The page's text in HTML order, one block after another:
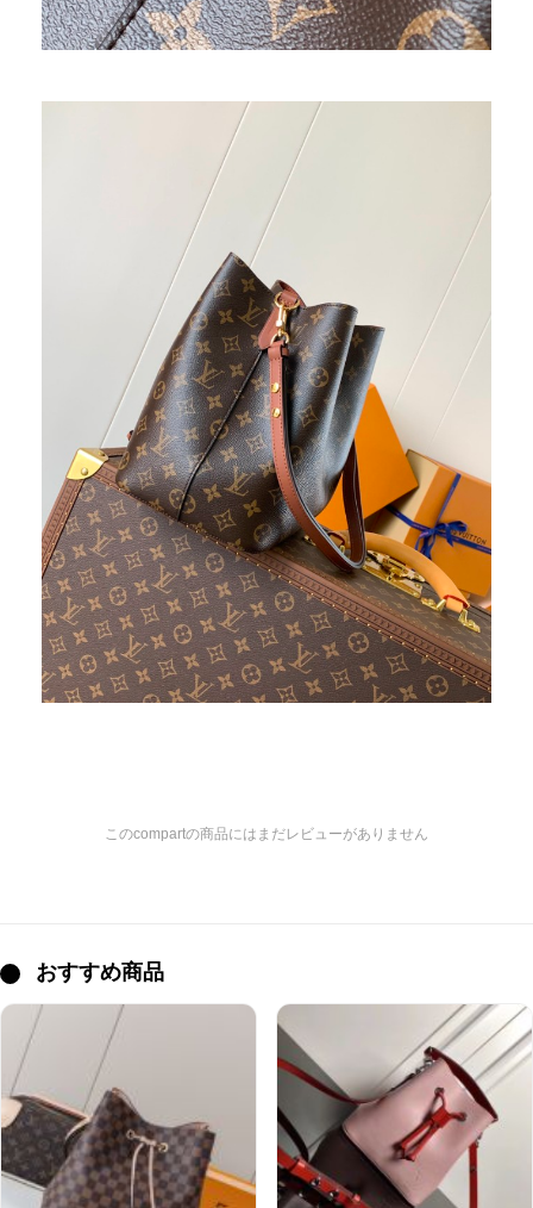
このcompartの商品にはまだレビューがありません
おすすめ商品